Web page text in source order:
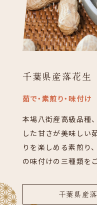
千葉県産落花生
茹で・素煎り・味付け
本場八街産高級品種
した甘さが美味しい
りを楽しめる素煎り
の味付けの三種類を
千葉県産